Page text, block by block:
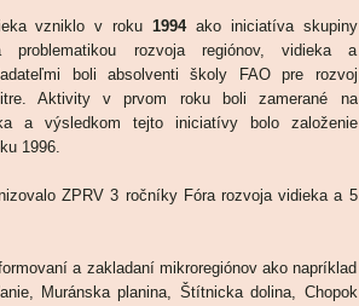
vzniklo v roku 1994ako iniciatíva skupiny
problematikou rozvoja regiónov, vidieka a
boli absolventi školy FAO pre rozvoj
Aktivity v prvom roku boli zamerané na
a výsledkom tejto iniciatívy bolo založenie
1996.
ZPRV 3 ročníky Fóra rozvoja vidieka a 5
a zakladaní mikroregiónov ako napríklad
Muránska planina, Štítnicka dolina, Chopok